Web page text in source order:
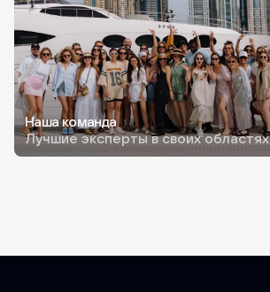
Наша команда
Лучшие эксперты в своих областях